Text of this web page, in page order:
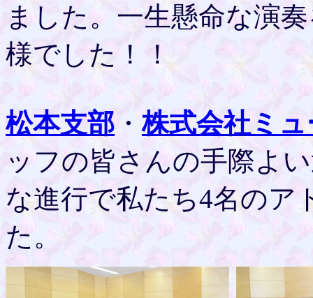
ました。一生懸命な演
様でした！！
松本支部 ・株式会社ミ
ッフの皆さんの手際よ
な進行で私たち4名のア
た。